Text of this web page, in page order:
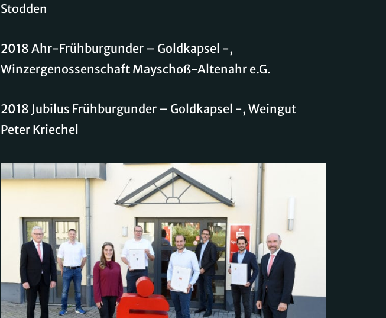
Stodden
2018 Ahr-Frühburgunder – Goldkapsel -,
Winzergenossenschaft Mayschoß-Altenahr e.G.
2018 Jubilus Frühburgunder – Goldkapsel -, Weingut
Peter Kriechel